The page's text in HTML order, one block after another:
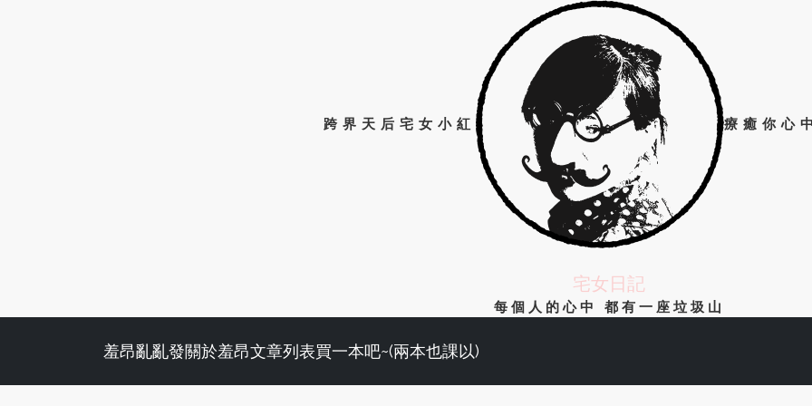
跨界天后宅女小紅 療癒你心
宅女日記
每個人的心中 都有一座垃圾山
羞昂亂亂發關於羞昂文章列表買一本吧~(兩本也課以)